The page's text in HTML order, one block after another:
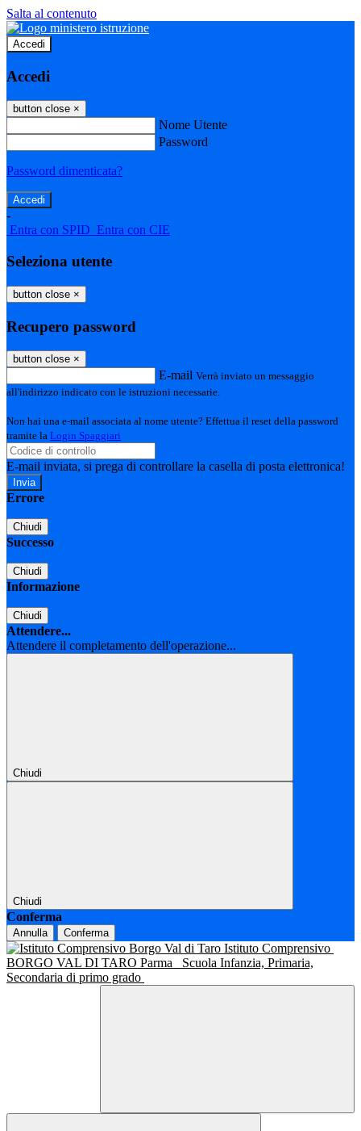
Salta al contenuto
Accedi
Accedi
button close ×
Nome Utente
Password
Password dimenticata?
-
Entra con SPID Entra con CIE
Seleziona utente
button close ×
Recupero password
button close ×
E-mail Verrà inviato un messaggio
all'indirizzo indicato con le istruzioni necessarie.
Non hai una e-mail associata al nome utente? Effettua il reset della password
tramite la Login Spaggiari
E-mail inviata, si prega di controllare la casella di posta elettronica!
Errore
Chiudi
Successo
Chiudi
Informazione
Chiudi
Attendere...
Attendere il completamento dell'operazione...
Chiudi
Chiudi
Conferma
Annulla Conferma
Istituto Comprensivo
BORGO VAL DI TARO Parma
Scuola Infanzia, Primaria,
Secondaria di primo grado